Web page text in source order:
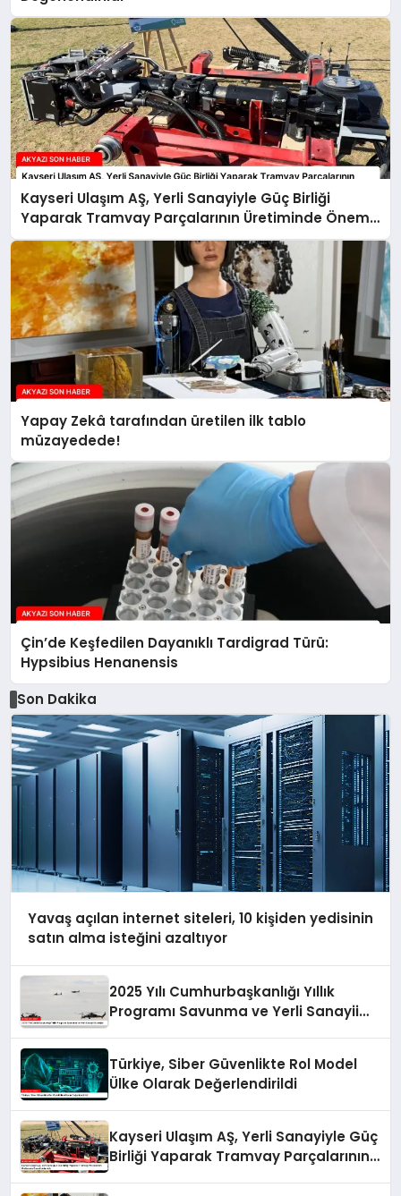
Kayseri Ulaşım AŞ, Yerli Sanayiyle Güç Birliği
Yaparak Tramvay Parçalarının Üretiminde Önemli
Adım Attı
Yapay Zekâ tarafından üretilen ilk tablo
müzayedede!
Çin’de Keşfedilen Dayanıklı Tardigrad Türü:
Hypsibius Henanensis
Son Dakika
Yavaş açılan internet siteleri, 10 kişiden yedisinin
satın alma isteğini azaltıyor
2025 Yılı Cumhurbaşkanlığı Yıllık
Programı Savunma ve Yerli Sanayii
Türkiye, Siber Güvenlikte Rol Model
Ülke Olarak Değerlendirildi
Kayseri Ulaşım AŞ, Yerli Sanayiyle Güç
Birliği Yaparak Tramvay Parçalarının